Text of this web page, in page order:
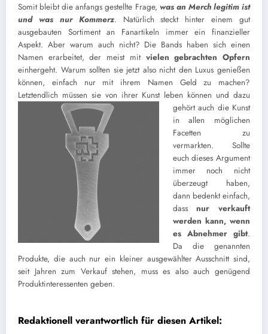
Somit bleibt die anfangs gestellte Frage, was an Merch legitim ist
und was nur Kommerz. Natürlich steckt hinter einem gut
ausgebauten Sortiment an Fanartikeln immer ein finanzieller
Aspekt. Aber warum auch nicht? Die Bands haben sich einen
Namen erarbeitet, der meist mit vielen gebrachten Opfern
einhergeht. Warum sollten sie jetzt also nicht den Luxus genießen
können, einfach nur mit ihrem Namen Geld zu machen?
Letztendlich müssen sie von ihrer Kunst leben können und dazu
gehört auch die Kunst
in allen möglichen
Facetten zu
vermarkten. Sollte
euch dieses Argument
immer noch nicht
überzeugt haben,
dann bedenkt einfach,
dassnur verkauft
werden kann, wenn
es Abnehmer gibt.
Da die genannten
Produkte, die auch nur ein kleiner ausgewählter Ausschnitt sind,
seit Jahren zum Verkauf stehen, muss es also auch genügend
Produktinteressenten geben.
Redaktionell verantwortlich für diesen Artikel: